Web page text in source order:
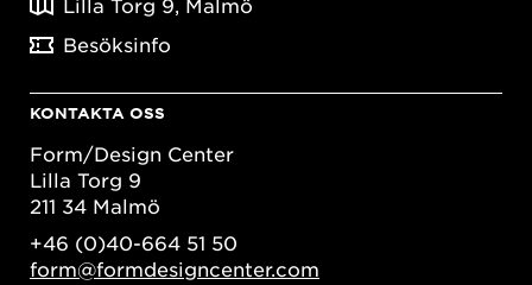
Besöksinfo
KONTAKTA OSS
Form/Design Center
Lilla Torg 9
211 34 Malmö
+46 (0)40-664 51 50
form@formdesigncenter.com